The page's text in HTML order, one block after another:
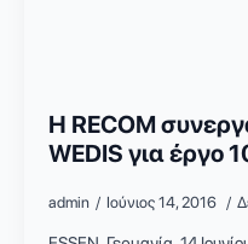
Η RECOM
WEDIS για έργο
admin Ιούνιος 14, 2016